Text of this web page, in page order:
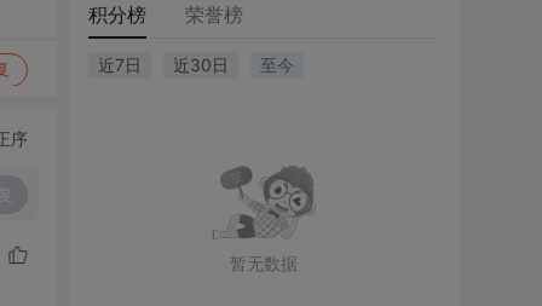
序
积分榜 荣誉榜
近7日 近30日 至今
暂无数据